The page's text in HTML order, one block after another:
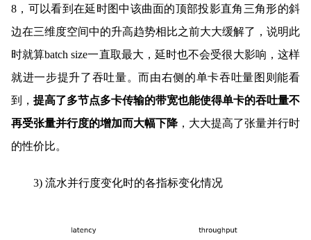
8，可以看到在延时图中该曲面的顶部投影直角三角形的斜
边在三维度空间中的升高趋势相比之前大大缓解了，说明此
时就算batch size一直取最大，延时也不会受很大影响，这样
就进一步提升了吞吐量。而由右侧的单卡吞吐量图则能看
到， 提高了多节点多卡传输的带宽也能使得单卡的吞吐量不
再受张量并行度的增加而大幅下降，大大提高了张量并行时
的性价比。
3) 流水并行度变化时的各指标变化情况